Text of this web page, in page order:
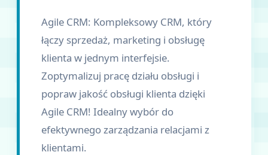
Agile CRM: Kompleksowy CRM, który
łączy sprzedaż, marketing i obsługę
klienta w jednym interfejsie.
Zoptymalizuj pracę działu obsługi i
popraw jakość obsługi klienta dzięki
Agile CRM! Idealny wybór do
efektywnego zarządzania relacjami z
klientami.